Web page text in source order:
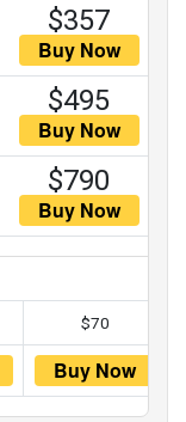
$357
$495
$790
$70